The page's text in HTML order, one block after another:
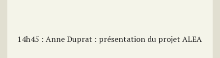
14h45 : Anne Duprat : présentation du projet ALEA